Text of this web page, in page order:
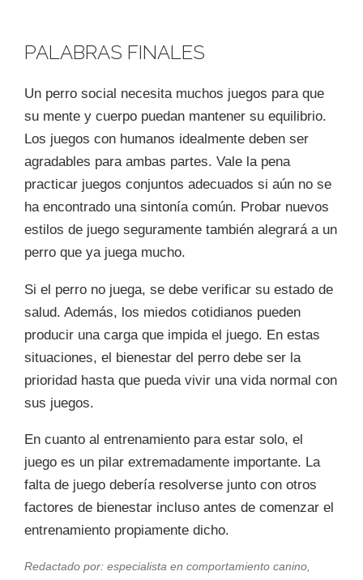
PALABRAS FINALES
Un perro social necesita muchos juegos para que
su mente y cuerpo puedan mantener su equilibrio.
Los juegos con humanos idealmente deben ser
agradables para ambas partes. Vale la pena
practicar juegos conjuntos adecuados si aún no se
ha encontrado una sintonía común. Probar nuevos
estilos de juego seguramente también alegrará a un
perro que ya juega mucho.
Si el perro no juega, se debe verificar su estado de
salud. Además, los miedos cotidianos pueden
producir una carga que impida el juego. En estas
situaciones, el bienestar del perro debe ser la
prioridad hasta que pueda vivir una vida normal con
sus juegos.
En cuanto al entrenamiento para estar solo, el
juego es un pilar extremadamente importante. La
falta de juego debería resolverse junto con otros
factores de bienestar incluso antes de comenzar el
entrenamiento propiamente dicho.
Redactado por: especialista en comportamiento canino,